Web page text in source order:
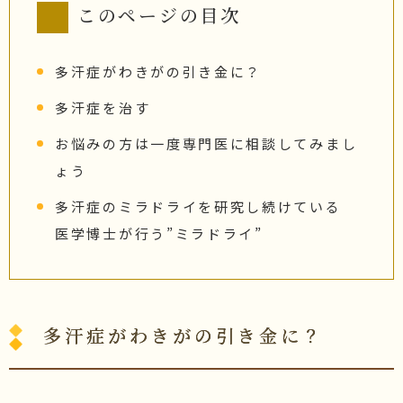
このページの目次
多汗症がわきがの引き金に？
多汗症を治す
お悩みの方は一度専門医に相談してみまし
ょう
多汗症のミラドライを研究し続けている
医学博士が行う”ミラドライ”
多汗症がわきがの引き金に？